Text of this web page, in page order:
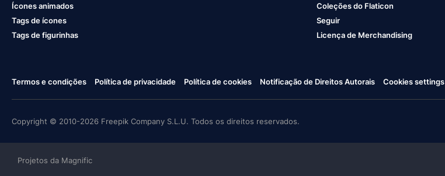
Ícones animados
Tags de ícones
Tags de figurinhas
Coleções do Flaticon
Seguir
Licença de Merchandising
Termos e condições Política de privacidade Política de cookies Notificação de Direitos Autorais Cookies settings
Copyright © 2010-2026 Freepik Company S.L.U. Todos os direitos reservados.
Projetos da Magnific